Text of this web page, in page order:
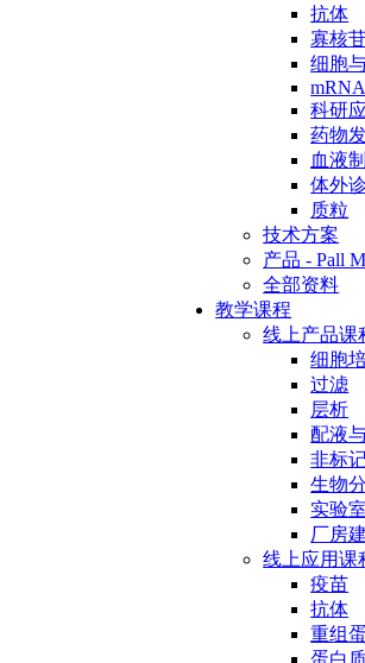
抗体
寡核
细胞
mRNA
科研
药物
血液
体外
质粒
技术方案
产品 - Pall
全部资料
教学课程
线上产品课
细胞
过滤
层析
配液
非标
生物
实验
厂房
线上应用课
疫苗
抗体
重组
蛋白